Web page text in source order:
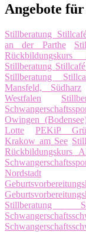
Angebote
Stillberatung
an der Parthe
Stillberatung
Stillberatung
Mansfeld, Südharz
Westfalen
Owingen
Lotte
PEKiP
Krakow am See
Rückbildungskurs
Nordstadt
Stillberatung